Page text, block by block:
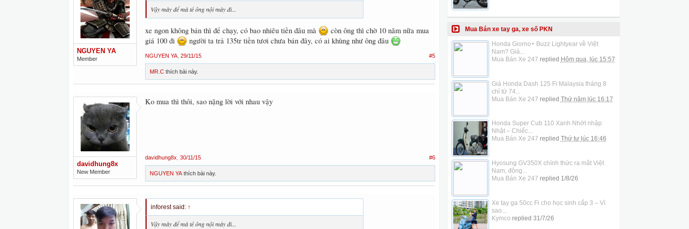
NGUYEN YA
Member
Vậy mày để mà tế ông nội mày đi...
xe ngon không bán thì để chạy, có bao nhiêu tiền đâu mà
còn ông thì chờ 10 năm nữa mua
giá 100 đi
người ta trả 135tr tiền tươi chưa bán đây, có ai khùng như ông đâu
NGUYEN YA 29/11/15 #5
MR.C thích bài này.
davidhung8x
New Member
Ko mua thì thôi, sao nặng lời với nhau vậy
davidhung8x 30/11/15 #6
NGUYEN YA thích bài này.
inforest said: ↑
Vậy mày để mà tế ông nội mày đi...
Mua Bán xe tay ga, xe số PKN
Honda Giorno+ Buzz Lightyear về Việt
Nam? Giá...
Mua Bán Xe 247 replied Hôm qua, lúc 15:57
Giá Honda Dash 125 Fi Malaysia tháng 8
chỉ từ 74...
Mua Bán Xe 247 replied Thứ năm lúc 16:17
Honda Super Cub 110 Xanh Nhớt nhập
Nhật – Chiếc...
Mua Bán Xe 247 replied Thứ tư lúc 16:46
Hyosung GV350X chính thức ra mắt Việt
Nam, động...
Mua Bán Xe 247 replied 1/8/26
Xe tay ga 50cc Fi cho học sinh cấp 3 – Vì
sao...
Kymco replied 31/7/26